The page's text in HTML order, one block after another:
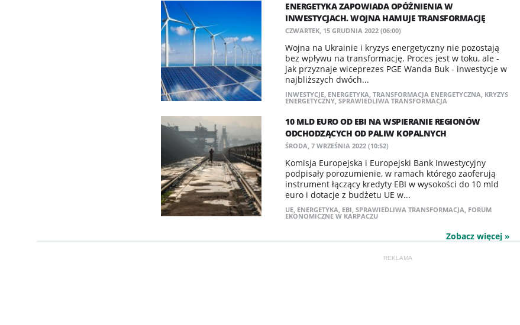
ENERGETYKA ZAPOWIADA OPÓŹNIENIA W
INWESTYCJACH. WOJNA HAMUJE TRANSFORMACJĘ
CZWARTEK, 15 GRUDNIA 2022 (06:00)
Wojna na Ukrainie i kryzys energetyczny nie pozostają
bez wpływu na transformację. Proces jest w toku, ale -
jak przyznaje wiceprezes PGE Wanda Buk - inwestycje w
najbliższych dwóch...
INWESTYCJE, ENERGETYKA, TRANSFORMACJA ENERGETYCZNA, KRYZYS
ENERGETYCZNY, SPRAWIEDLIWA TRANSFORMACJA
10 MLD EURO OD EBI NA WSPIERANIE REGIONÓW
ODCHODZĄCYCH OD PALIW KOPALNYCH
ŚRODA, 7 WRZEŚNIA 2022 (10:52)
Komisja Europejska i Europejski Bank Inwestycyjny
podpisały porozumienie, w ramach którego zaoferują
instrument łączący kredyty EBI w wysokości do 10 mld
euro i dotacje z budżetu UE w...
UE, ENERGETYKA, EBI, SPRAWIEDLIWA TRANSFORMACJA, FORUM
EKONOMICZNE W KARPACZU
Zobacz więcej »
REKLAMA